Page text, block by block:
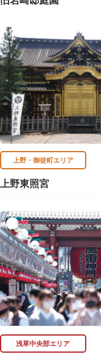
上野・御徒町エリア
上野東照宮
浅草中央部エリア